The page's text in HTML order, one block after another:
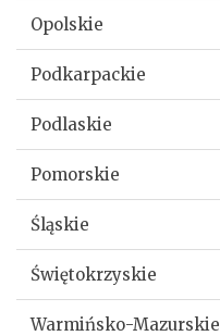
Opolskie
Podkarpackie
Podlaskie
Pomorskie
Śląskie
Świętokrzyskie
Warmińsko-Mazurskie